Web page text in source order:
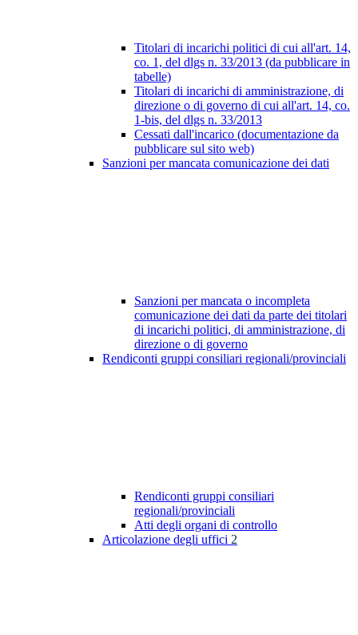
Titolari di incarichi politici di cui all'art. 14,
co. 1, del dlgs n. 33/2013 (da pubblicare in
tabelle)
Titolari di incarichi di amministrazione, di
direzione o di governo di cui all'art. 14, co.
1-bis, del dlgs n. 33/2013
Cessati dall'incarico (documentazione da
pubblicare sul sito web)
Sanzioni per mancata comunicazione dei dati
Sanzioni per mancata o incompleta
comunicazione dei dati da parte dei titolari
di incarichi politici, di amministrazione, di
direzione o di governo
Rendiconti gruppi consiliari regionali/provinciali
Rendiconti gruppi consiliari
regionali/provinciali
Atti degli organi di controllo
Articolazione degli uffici 2